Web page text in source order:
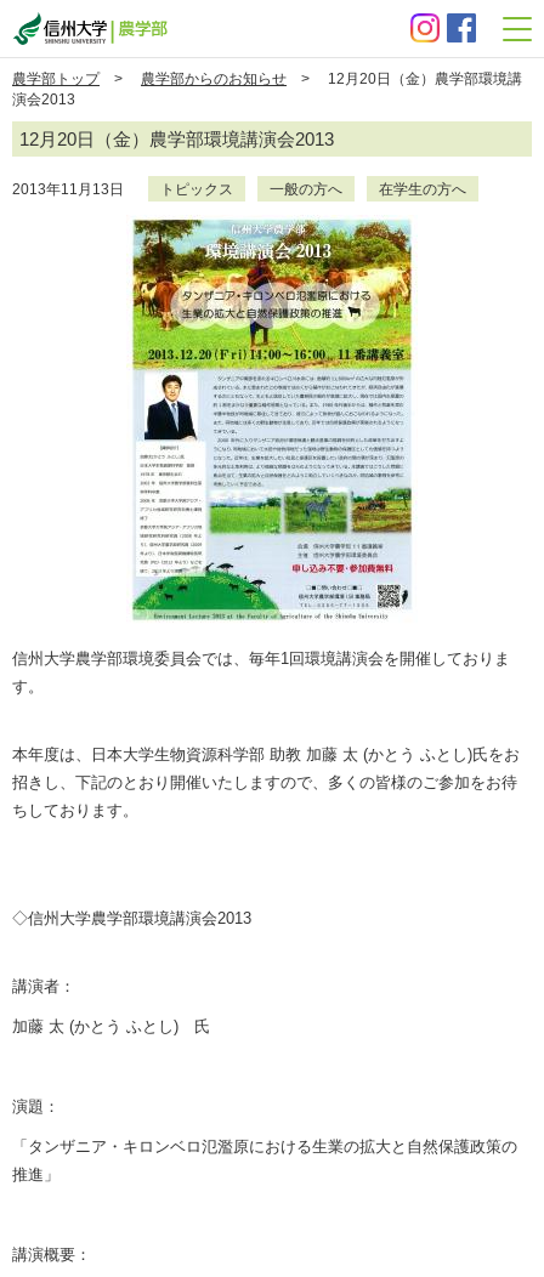
農学部トップ> 農学部からのお知らせ > 12月20日（金）農学部環境講
演会2013
12月20日（金）農学部環境講演会2013
2013年11月13日 トピックス 一般の方へ 在学生の方へ
信州大学農学部環境委員会では、毎年1回環境講演会を開催しておりま
す。
本年度は、日本大学生物資源科学部 助教 加藤 太 (かとう ふとし)氏をお
招きし、下記のとおり開催いたしますので、多くの皆様のご参加をお待
ちしております。
◇信州大学農学部環境講演会2013
講演者：
加藤 太 (かとう ふとし) 氏
演題：
「タンザニア・キロンベロ氾濫原における生業の拡大と自然保護政策の
推進」
講演概要：